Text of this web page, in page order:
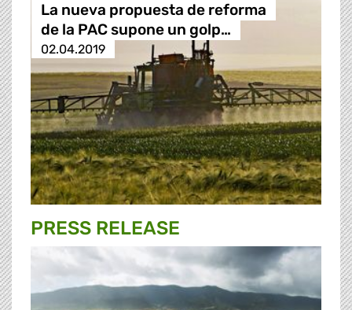
La nueva propuesta de reforma
de la PAC supone un golp…
02.04.2019
PRESS RELEASE